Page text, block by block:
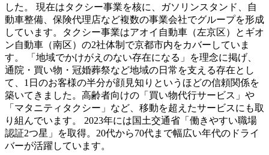
した。 現在はタクシー事業を核に、ガソリンスタンド、自
動車整備、保険代理店など複数の事業会社でグループを形成
しています。タクシー事業はアオイ自動車（左京区）とギオ
ン自動車（南区）の2社体制で京都市内をカバーしていま
す。 「地域でかけがえのない存在になる」を理念に掲げ、
通院・買い物・冠婚葬祭など地域の日常を支える存在とし
て、1日のお客様の半分が顔見知りというほどの信頼関係を
築いてきました。高齢者向けの「買い物代行サービス」や
「マタニティタクシー」など、移動を超えたサービスにも取
り組んでいます。 2023年には国土交通省「働きやすい職場
認証2つ星」を取得。20代から70代まで幅広い年代のドライ
バーが活躍しています。